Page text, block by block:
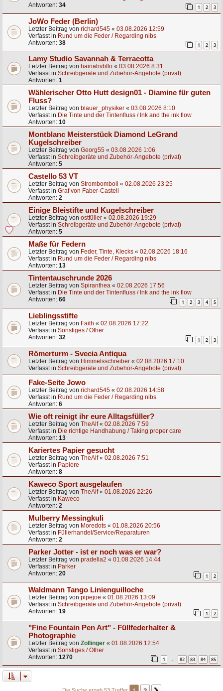
Antworten: 34 1 2 3
JoWo Feder (Berlin)
Letzter Beitrag von richard545 « 03.08.2026 12:59
Verfasst in Rund um die Feder / Regarding nibs
Antworten: 38 1 2 3
Lamy Studio Savannah & Terracotta
Letzter Beitrag von hainabvbflo « 03.08.2026 8:31
Verfasst in Schreibgeräte und Zubehör-Angebote (privat)
Antworten: 1
Wählerischer Otto Hutt design01 - Diamine für guten
Fluss?
Letzter Beitrag von blauer_physiker « 03.08.2026 8:10
Verfasst in Die Tinte und der Tintenfluss / Ink and the ink flow
Antworten: 10
Montblanc Meisterstück Diamond LeGrand
Kugelschreiber
Letzter Beitrag von Georg55 « 03.08.2026 1:06
Verfasst in Schreibgeräte und Zubehör-Angebote (privat)
Antworten: 5
Castello 53 VT
Letzter Beitrag von Strombomboli « 02.08.2026 23:25
Verfasst in Graf von Faber-Castell
Antworten: 2
Einige Bleistifte und Kugelschreiber
Letzter Beitrag von ostfüller « 02.08.2026 19:29
Verfasst in Schreibgeräte und Zubehör-Angebote (privat)
Antworten: 5
Maße für Federn
Letzter Beitrag von Feder, Tinte, Klecks « 02.08.2026 18:16
Verfasst in Rund um die Feder / Regarding nibs
Antworten: 13
Tintentauschrunde 2026
Letzter Beitrag von Spiranthea « 02.08.2026 17:56
Verfasst in Die Tinte und der Tintenfluss / Ink and the ink flow
Antworten: 66 1 2 3 4 5
Lieblingsstifte
Letzter Beitrag von Faith « 02.08.2026 17:22
Verfasst in Sonstiges / Other
Antworten: 32 1 2 3
Römerturm - Svecia Antiqua
Letzter Beitrag von Himmelsschreiber « 02.08.2026 17:10
Verfasst in Schreibgeräte und Zubehör-Angebote (privat)
Fake-Seite Jowo
Letzter Beitrag von richard545 « 02.08.2026 14:58
Verfasst in Rund um die Feder / Regarding nibs
Antworten: 6
Wie oft reinigt ihr eure Alltagsfüller?
Letzter Beitrag von TheAlf« 02.08.2026 7:59
Verfasst in Die richtige Handhabung / Taking proper care
Antworten: 13
Kariertes Papier gesucht
Letzter Beitrag von TheAlf« 02.08.2026 7:51
Verfasst in Papiere
Antworten: 8
Kaweco Sport ausgelaufen
Letzter Beitrag von TheAlf« 01.08.2026 22:26
Verfasst in Kaweco
Antworten: 2
Mulberry Messingkuli
Letzter Beitrag von Moredots « 01.08.2026 20:56
Verfasst in Füllerhandel/Service/Reparaturen
Antworten: 2
Parker Jotter - ist er noch was er war?
Letzter Beitrag von pradella2 « 01.08.2026 14:44
Verfasst in Parker
Antworten: 20 1 2
Waldmann Tango Linienguilloche
Letzter Beitrag von pipejoe « 01.08.2026 13:09
Verfasst in Schreibgeräte und Zubehör-Angebote (privat)
Antworten: 19 1 2
"Fine Fountain Pen Art" - Füllfederhalter &
Photographie
Letzter Beitrag von Zollinger « 01.08.2026 12:54
Verfasst in Sonstiges / Other
Antworten: 1270 1 … 82 83 84 85